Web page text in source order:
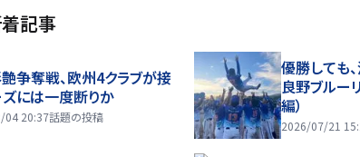
記事
争奪戦、欧州4クラブが接
には一度断りか
04 20:37話題の投稿
優勝しても
良野ブルー
編）
2026/07/21